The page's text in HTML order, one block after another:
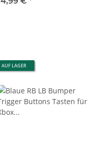
AUF LAGER